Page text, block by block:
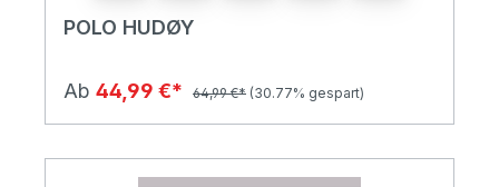
POLO HUDØY
Ab 44,99 €* 64,99 €* (30.77% gespart)